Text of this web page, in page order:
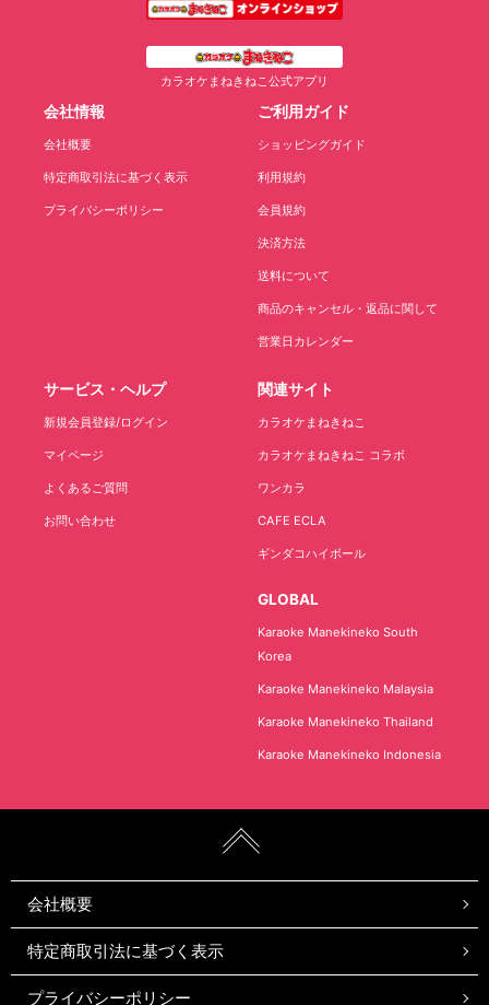
カラオケまねきねこ公式アプリ
会社情報
会社概要
特定商取引法に基づく表示
プライバシーポリシー
ご利用ガイド
ショッピングガイド
利用規約
会員規約
決済方法
送料について
商品のキャンセル・返品に関して
営業日カレンダー
サービス・ヘルプ
新規会員登録/ログイン
マイページ
よくあるご質問
お問い合わせ
関連サイト
カラオケまねきねこ
カラオケまねきねこ コラボ
ワンカラ
CAFE ECLA
ギンダコハイボール
GLOBAL
Karaoke Manekineko South
Korea
Karaoke Manekineko Malaysia
Karaoke Manekineko Thailand
Karaoke Manekineko Indonesia
会社概要
特定商取引法に基づく表示
プライバシーポリシー